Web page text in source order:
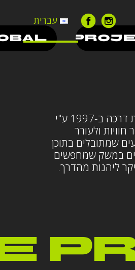
עברית
היי, אנחנו פאזה. חברת הפקה לאירועים שהתחילה את דרכה ב-1997 ע"י
ולעורר
שמתובלים בתוכן
במשק שמחפשים
ליהנות מהדרך.